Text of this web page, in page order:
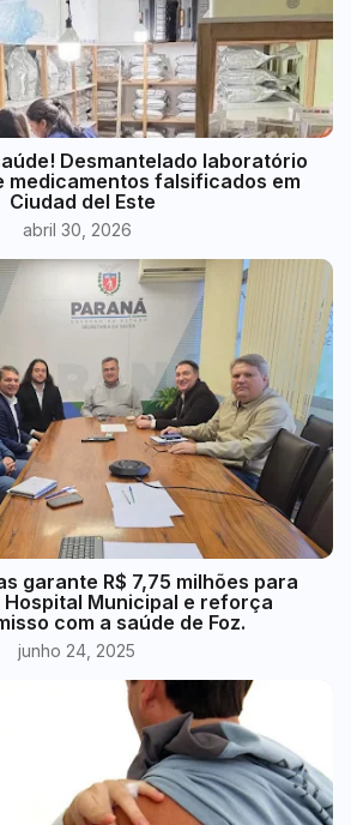
Desmantelado laboratório
medicamentos falsificados em
Ciudad del Este
abril 30, 2026
garante R$ 7,75 milhões para
Municipal e reforça
com a saúde de Foz.
junho 24, 2025